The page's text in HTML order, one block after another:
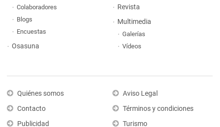
Colaboradores
Blogs
Encuestas
Osasuna
Revista
Multimedia
Galerías
Vídeos
Quiénes somos
Contacto
Publicidad
Aviso Legal
Términos y condiciones
Turismo